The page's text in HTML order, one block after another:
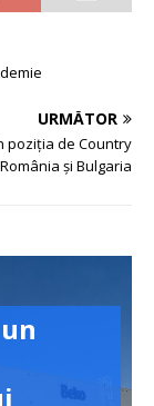
URMĂTOR
poziția de Country
și Bulgaria